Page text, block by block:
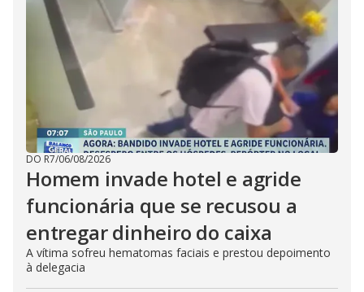
DO R7/06/08/2026
Homem invade hotel e agride
funcionária que se recusou a
entregar dinheiro do caixa
A vítima sofreu hematomas faciais e prestou depoimento
à delegacia